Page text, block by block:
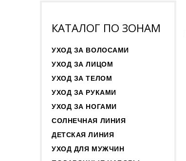
КАТАЛОГ ПО ЗОНАМ
УХОД ЗА ВОЛОСАМИ
УХОД ЗА ЛИЦОМ
УХОД ЗА ТЕЛОМ
УХОД ЗА РУКАМИ
УХОД ЗА НОГАМИ
СОЛНЕЧНАЯ ЛИНИЯ
ДЕТСКАЯ ЛИНИЯ
УХОД ДЛЯ МУЖЧИН